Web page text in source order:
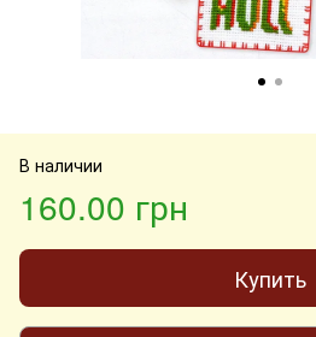
В наличии
160.00 грн
Купить